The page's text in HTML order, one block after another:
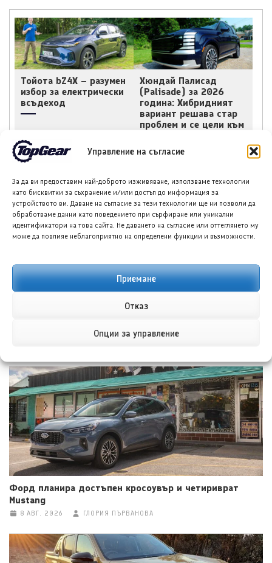
Управление на съгласие
За да ви предоставим най-доброто изживяване, използваме технологии
като бисквитки за съхранение и/или достъп до информация за
устройството ви. Даване на съгласие за тези технологии ще ни позволи да
обработваме данни като поведението при сърфиране или уникални
идентификатори на това сайта. Не даването на съгласие или оттеглянето му
може да повлияе неблагоприятно на определени функции и възможности.
Приемане
Отказ
Опции за управление
Тойота bZ4X – разумен
избор за електрически
всъдеход
Хюндай Палисад
(Palisade) за 2026
година: Хибридният
вариант решава стар
проблем и се цели към
Зийкр 7X Black Nova,
лимитирана серия от
Луксийд RX: Новият
китайски кросоувър с
вдъхновен от Ферари
Форд планира достъпен кросоувър и четириврат
Mustang
8 АВГ. 2026 ГЛОРИЯ ПЪРВАНОВА